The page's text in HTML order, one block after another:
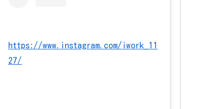
https://www.instagram.com/iwork_11
27/